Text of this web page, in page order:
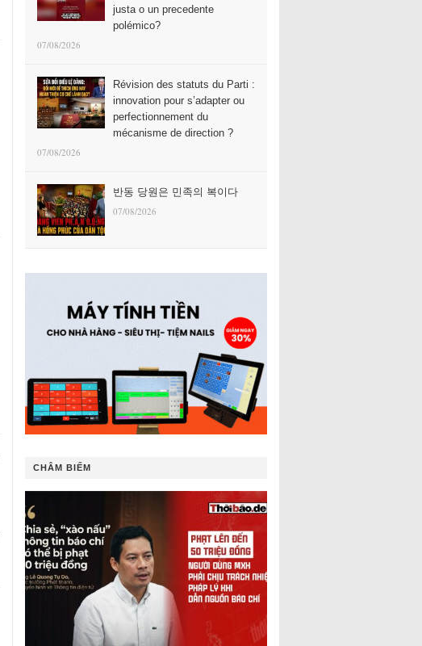
justa o un precedente
polémico?
07/08/2026
Révision des statuts du Parti :
innovation pour s’adapter ou
perfectionnement du
mécanisme de direction ?
07/08/2026
반동 당원은 민족의 복이다
07/08/2026
CHÂM BIẾM